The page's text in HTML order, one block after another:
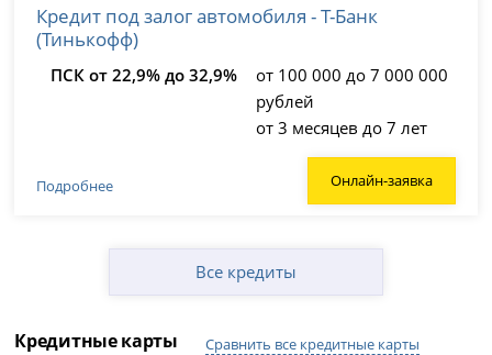
Кредит под залог автомобиля - Т-Банк
(Тинькофф)
ПСК от 22,9% до 32,9%
от 100 000 до 7 000 000
рублей
от 3 месяцев до 7 лет
Подробнее Онлайн-заявка
Все кредиты
Кредитные карты Сравнить все кредитные карты